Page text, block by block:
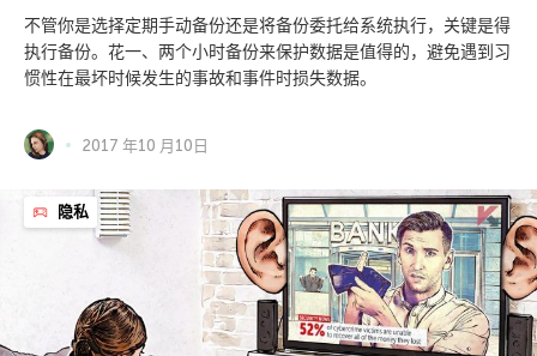
不管你是选择定期手动备份还是将备份委托给系统执行，关键是得
执行备份。花一、两个小时备份来保护数据是值得的，避免遇到习
惯性在最坏时候发生的事故和事件时损失数据。
2017 年10 月10日
隐私